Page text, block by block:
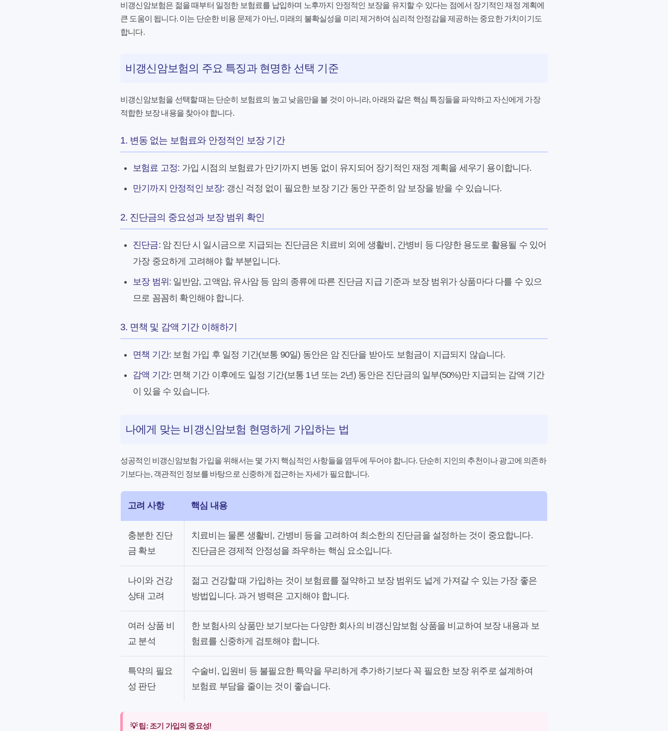
비갱신암보험은 젊을 때부터 일정한 보험료를 납입하며 노후까지 안정적인 보장을 유지할 수 있다는 점에서 장기적인 재정 계획에
큰 도움이 됩니다. 이는 단순한 비용 문제가 아닌, 미래의 불확실성을 미리 제거하여 심리적 안정감을 제공하는 중요한 가치이기도
합니다.
비갱신암보험의 주요 특징과 현명한 선택 기준
비갱신암보험을 선택할 때는 단순히 보험료의 높고 낮음만을 볼 것이 아니라, 아래와 같은 핵심 특징들을 파악하고 자신에게 가장
적합한 보장 내용을 찾아야 합니다.
1. 변동 없는 보험료와 안정적인 보장 기간
보험료 고정: 가입 시점의 보험료가 만기까지 변동 없이 유지되어 장기적인 재정 계획을 세우기 용이합니다.
만기까지 안정적인 보장: 갱신 걱정 없이 필요한 보장 기간 동안 꾸준히 암 보장을 받을 수 있습니다.
2. 진단금의 중요성과 보장 범위 확인
진단금:암 진단 시 일시금으로 지급되는 진단금은 치료비 외에 생활비, 간병비 등 다양한 용도로 활용될 수 있어
가장 중요하게 고려해야 할 부분입니다.
보장 범위: 일반암, 고액암, 유사암 등 암의 종류에 따른 진단금 지급 기준과 보장 범위가 상품마다 다를 수 있으
므로 꼼꼼히 확인해야 합니다.
3. 면책 및 감액 기간 이해하기
면책 기간: 보험 가입 후 일정 기간(보통 90일) 동안은 암 진단을 받아도 보험금이 지급되지 않습니다.
감액 기간: 면책 기간 이후에도 일정 기간(보통 1년 또는 2년) 동안은 진단금의 일부(50%)만 지급되는 감액 기간
이 있을 수 있습니다.
나에게 맞는 비갱신암보험 현명하게 가입하는 법
성공적인 비갱신암보험 가입을 위해서는 몇 가지 핵심적인 사항들을 염두에 두어야 합니다. 단순히 지인의 추천이나 광고에 의존하
기보다는, 객관적인 정보를 바탕으로 신중하게 접근하는 자세가 필요합니다.
고려 사항 핵심 내용
충분한 진단
금 확보
치료비는 물론 생활비, 간병비 등을 고려하여 최소한의 진단금을 설정하는 것이 중요합니다.
진단금은 경제적 안정성을 좌우하는 핵심 요소입니다.
나이와 건강
상태 고려
젊고 건강할 때 가입하는 것이 보험료를 절약하고 보장 범위도 넓게 가져갈 수 있는 가장 좋은
방법입니다. 과거 병력은 고지해야 합니다.
여러 상품 비
교 분석
한 보험사의 상품만 보기보다는 다양한 회사의 비갱신암보험 상품을 비교하여 보장 내용과 보
험료를 신중하게 검토해야 합니다.
특약의 필요
성 판단
수술비, 입원비 등 불필요한 특약을 무리하게 추가하기보다 꼭 필요한 보장 위주로 설계하여
보험료 부담을 줄이는 것이 좋습니다.
💡 팁: 조기 가입의 중요성!